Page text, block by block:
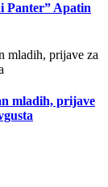
Panter” Apatin
mladih, prijave